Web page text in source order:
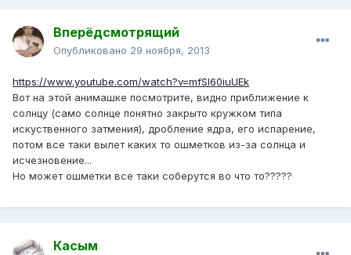
Вперёдсмотрящий
Опубликовано 29 ноября, 2013
https://www.youtube.com/watch?v=mfSI60iuUEk
Вот на этой анимашке посмотрите, видно приближение к
солнцу (само солнце понятно закрыто кружком типа
искуственного затмения), дробление ядра, его испарение,
потом все таки вылет каких то ошметков из-за солнца и
исчезновение...
Но может ошметки все таки соберутся во что то?????
Касым